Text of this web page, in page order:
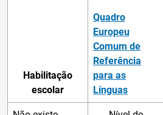
Habilitação
escolar
Quadro
Europeu
Comum de
Referência
para as
Línguas